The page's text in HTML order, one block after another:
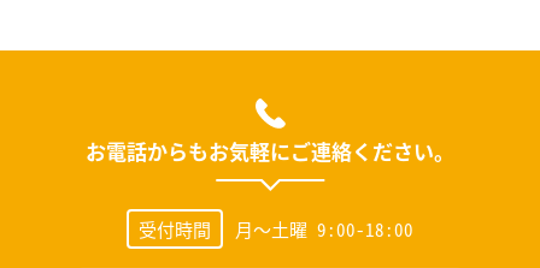
お電話からもお気軽にご連絡ください。
受付時間 月～土曜 9:00-18:00